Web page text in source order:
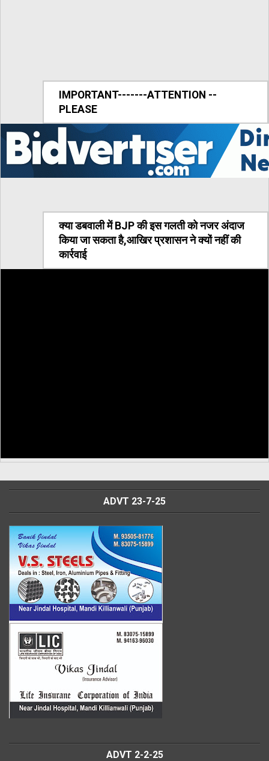
IMPORTANT-------ATTENTION --
PLEASE
क्या डबवाली में BJP की इस गलती को नजर अंदाज
किया जा सकता है,आखिर प्रशासन ने क्यों नहीं की
कार्रवाई
ADVT 23-7-25
ADVT 2-2-25